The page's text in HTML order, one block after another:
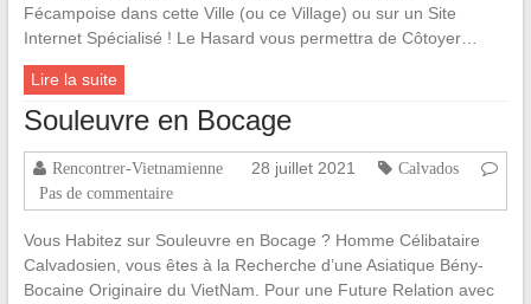
Fécampoise dans cette Ville (ou ce Village) ou sur un Site
Internet Spécialisé ! Le Hasard vous permettra de Côtoyer…
Lire la suite
Souleuvre en Bocage
Rencontrer-Vietnamienne 28 juillet 2021
Calvados
Pas de commentaire
Vous Habitez sur Souleuvre en Bocage ? Homme Célibataire
Calvadosien, vous êtes à la Recherche d’une Asiatique Bény-
Bocaine Originaire du VietNam. Pour une Future Relation avec